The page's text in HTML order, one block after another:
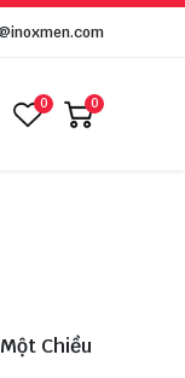
0 0
Chiều